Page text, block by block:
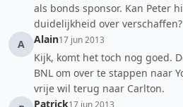
als bonds sponsor. Kan Peter
duidelijkheid over verschaffen?
A
Alain17 jun 2013
Kijk, komt het toch nog goed.
BNL om over te stappen naar
vrije wil terug naar Carlton.
Patrick17 jun 2013